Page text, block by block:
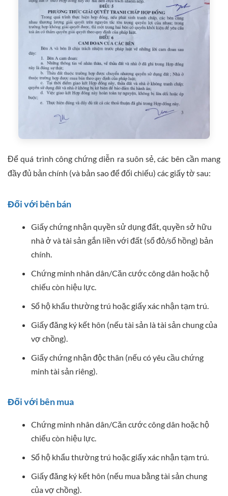
Để quá trình công chứng diễn ra suôn sẻ, các bên cần mang
đầy đủ bản chính (và bản sao để đối chiếu) các giấy tờ sau:
Đối với bên bán
Giấy chứng nhận quyền sử dụng đất, quyền sở hữu
nhà ở và tài sản gắn liền với đất (sổ đỏ/sổ hồng) bản
chính.
Chứng minh nhân dân/Căn cước công dân hoặc hộ
chiếu còn hiệu lực.
Sổ hộ khẩu thường trú hoặc giấy xác nhận tạm trú.
Giấy đăng ký kết hôn (nếu tài sản là tài sản chung của
vợ chồng).
Giấy chứng nhận độc thân (nếu có yêu cầu chứng
minh tài sản riêng).
Đối với bên mua
Chứng minh nhân dân/Căn cước công dân hoặc hộ
chiếu còn hiệu lực.
Sổ hộ khẩu thường trú hoặc giấy xác nhận tạm trú.
Giấy đăng ký kết hôn (nếu mua bằng tài sản chung
của vợ chồng).